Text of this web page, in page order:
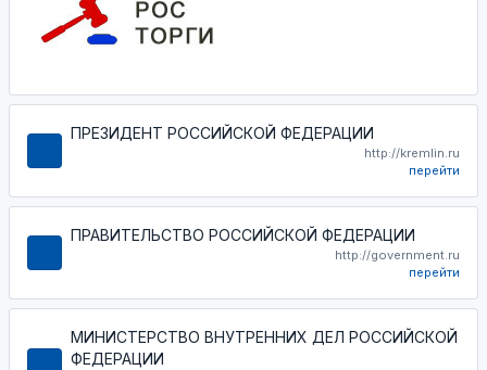
ПРЕЗИДЕНТ РОССИЙСКОЙ ФЕДЕРАЦИИ
http://kremlin.ru
перейти
ПРАВИТЕЛЬСТВО РОССИЙСКОЙ ФЕДЕРАЦИИ
http://government.ru
перейти
МИНИСТЕРСТВО ВНУТРЕННИХ ДЕЛ РОССИЙСКОЙ
ФЕДЕРАЦИИ